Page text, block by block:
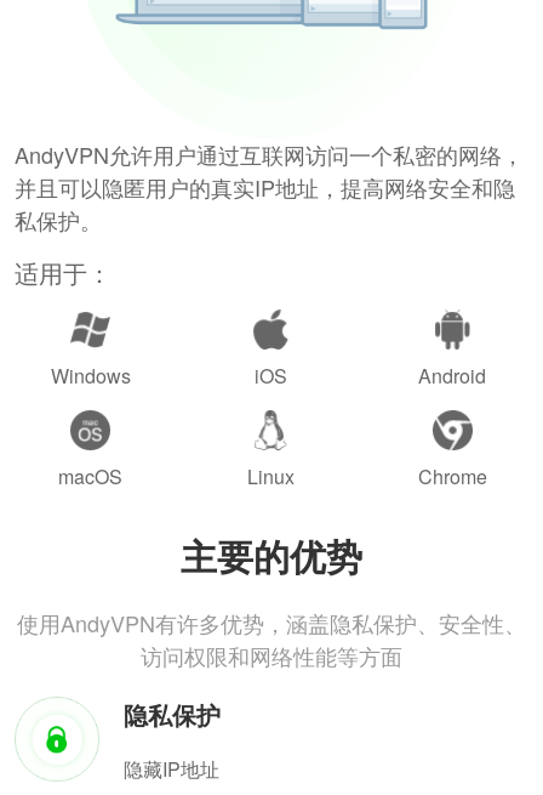
AndyVPN允许用户通过互联网访问一个私密的网络，
并且可以隐匿用户的真实IP地址，提高网络安全和隐
私保护。
适用于：
Windows iOS Android
macOS Linux Chrome
主要的优势
使用AndyVPN有许多优势，涵盖隐私保护、安全性、
访问权限和网络性能等方面
隐私保护
隐藏IP地址